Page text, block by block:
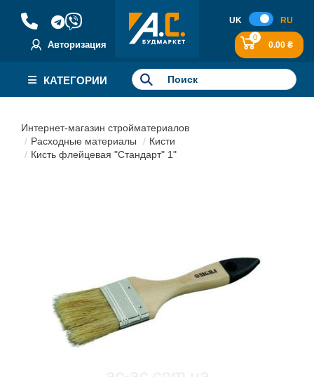
Авторизация
UK RU
0
0.00 ₴
КАТЕГОРИИ
Интернет-магазин стройматериалов
Расходные материалы
Кисти
Кисть флейцевая "Стандарт" 1"